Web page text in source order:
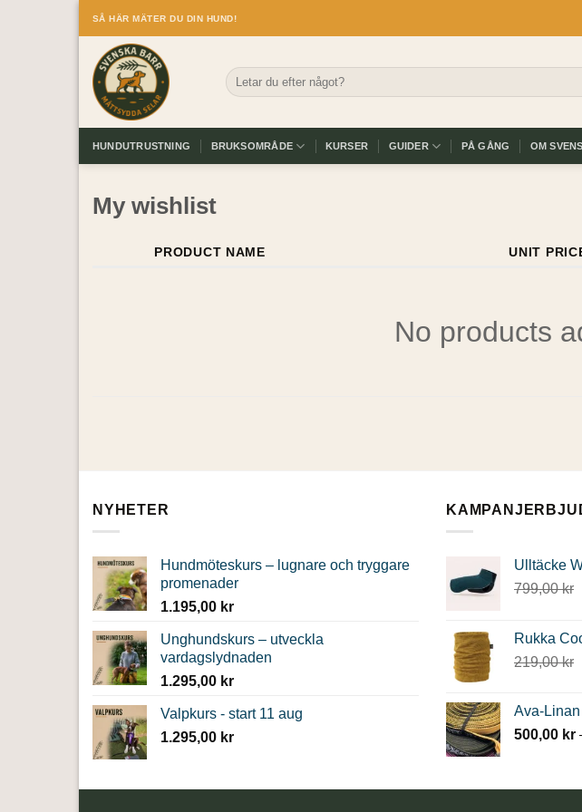
Skip
to
content
SÅ HÄR MÄTER DU DIN HUND!
Sök
efter:
HUNDUTRUSTNING BRUKSOMRÅDE KURSER GUIDER PÅ GÅNG OM
My wishlist
PRODUCT NAME UNIT
No products
NYHETER
Hundmöteskurs – lugnare och tryggare
promenader
1.195,00 kr
Unghundskurs – utveckla
vardagslydnaden
1.295,00 kr
Valpkurs - start 11 aug
1.295,00 kr
Ulltäcke
799,00kr
Rukka
219,00kr
Ava-
500,00 kr